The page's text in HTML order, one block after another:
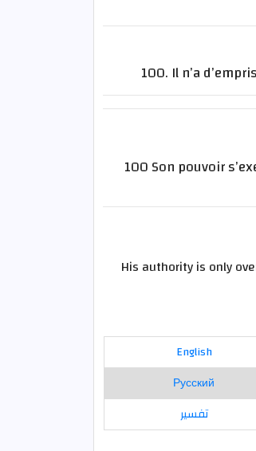
100. Il n’a
100 Son pouvoir
His authority is only
English
Русский
تفسير